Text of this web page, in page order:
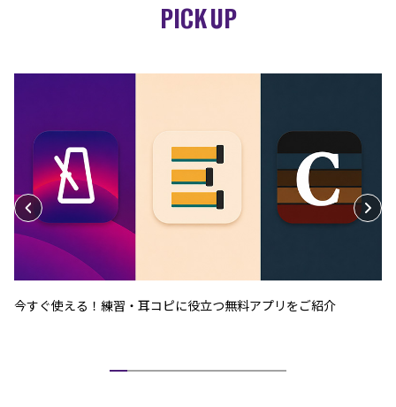
PICK UP
今すぐ使える！練習・耳コピに役立つ無料アプリをご紹介